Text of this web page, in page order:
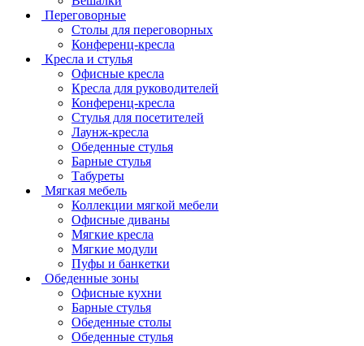
Переговорные
Столы для переговорных
Конференц-кресла
Кресла и стулья
Офисные кресла
Кресла для руководителей
Конференц-кресла
Стулья для посетителей
Лаунж-кресла
Обеденные стулья
Барные стулья
Табуреты
Мягкая мебель
Коллекции мягкой мебели
Офисные диваны
Мягкие кресла
Мягкие модули
Пуфы и банкетки
Обеденные зоны
Офисные кухни
Барные стулья
Обеденные столы
Обеденные стулья